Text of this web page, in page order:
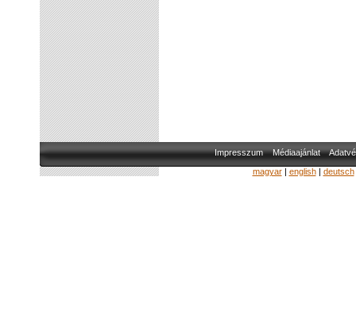
Impresszum Médiaajánlat
magyar| english| deutsch